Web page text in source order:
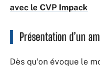
avec le CVP Impack
Présentation d’un
Dès qu’on évoque le